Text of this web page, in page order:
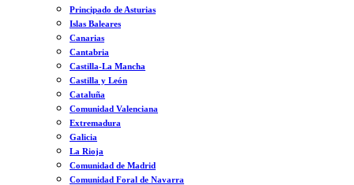
Principado de Asturias
Islas Baleares
Canarias
Cantabria
Castilla-La Mancha
Castilla y León
Cataluña
Comunidad Valenciana
Extremadura
Galicia
La Rioja
Comunidad de Madrid
Comunidad Foral de Navarra